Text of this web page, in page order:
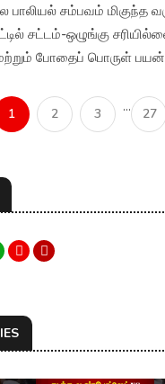
சம்பவம் மிகுந்த
சட்டம்-ஒழுங்கு
போதைப் பொருள்
1 2 3 ... 27